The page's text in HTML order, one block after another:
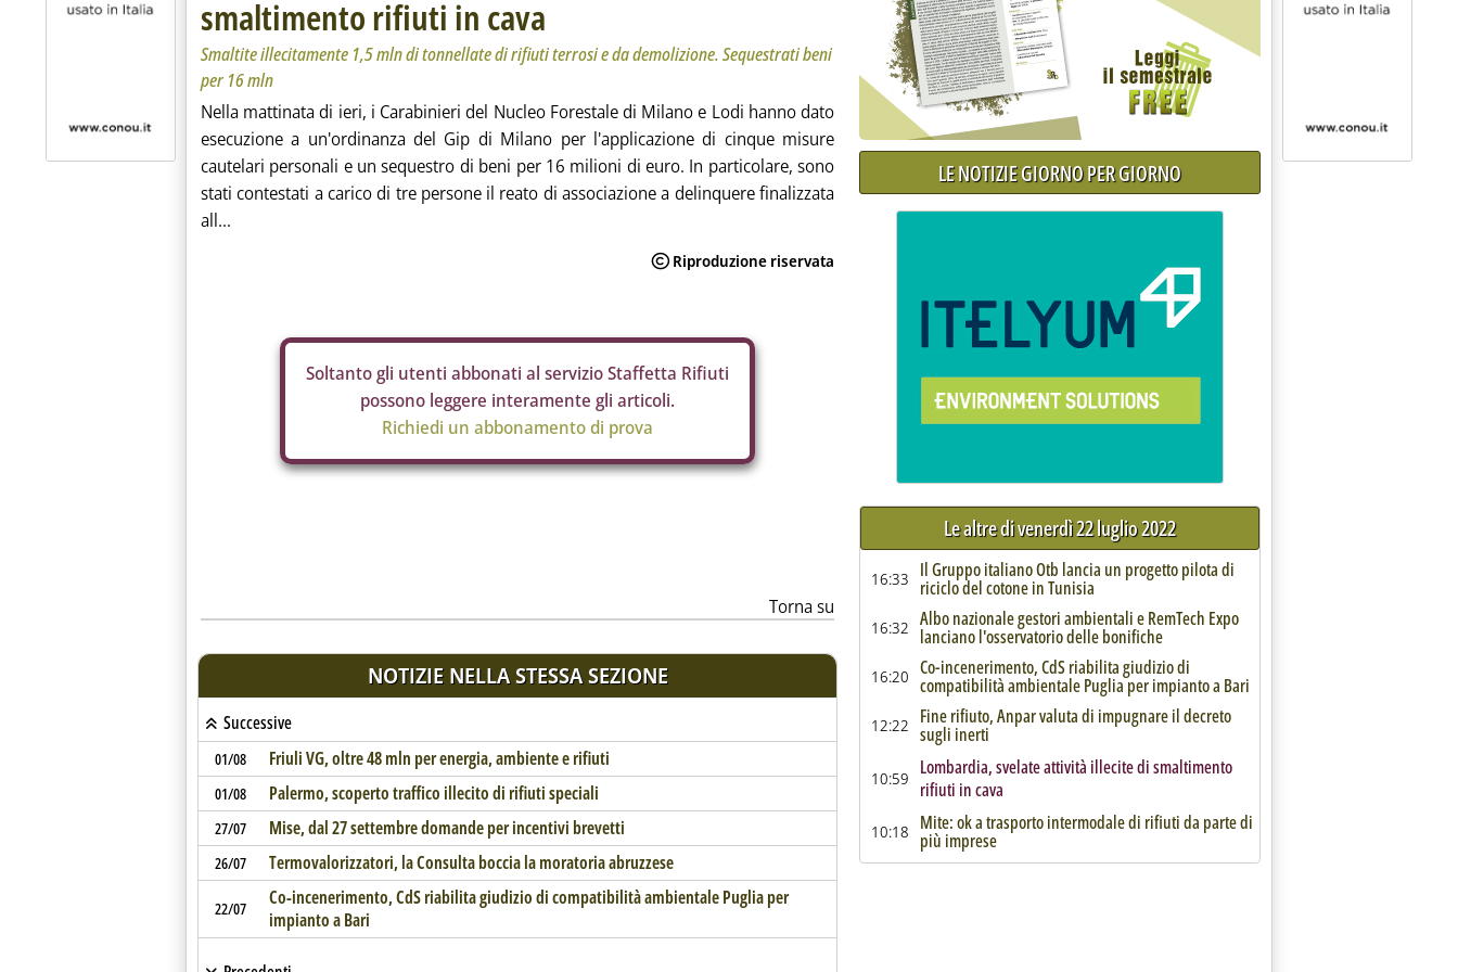
smaltimento rifiuti in cava
Smaltite illecitamente 1,5 mln di tonnellate di rifiuti terrosi e da demolizione. Sequestrati beni
per 16 mln
Nella mattinata di ieri, i Carabinieri del Nucleo Forestale di Milano e Lodi hanno dato
esecuzione a un'ordinanza del Gip di Milano per l'applicazione di cinque misure
cautelari personali e un sequestro di beni per 16 milioni di euro. In particolare, sono
stati contestati a carico di tre persone il reato di associazione a delinquere finalizzata
all...
Soltanto gli utenti abbonati al servizio Staffetta Rifiuti
possono leggere interamente gli articoli.
Richiedi un abbonamento di prova
Torna su
NOTIZIE NELLA STESSA SEZIONE
Successive
01/08 Friuli VG, oltre 48 mln per energia, ambiente e rifiuti
01/08 Palermo, scoperto traffico illecito di rifiuti speciali
27/07 Mise, dal 27 settembre domande per incentivi brevetti
26/07 Termovalorizzatori, la Consulta boccia la moratoria abruzzese
22/07
Co-incenerimento, CdS riabilita giudizio di compatibilità ambientale Puglia per
impianto a Bari
LE NOTIZIE GIORNO PER GIORNO
Le altre di venerdì 22 luglio 2022
16:33 Il Gruppo italiano Otb lancia un progetto pilota di
riciclo del cotone in Tunisia
16:32 Albo nazionale gestori ambientali e RemTech Expo
lanciano l'osservatorio delle bonifiche
16:20 Co-incenerimento, CdS riabilita giudizio di
compatibilità ambientale Puglia per impianto a Bari
12:22 Fine rifiuto, Anpar valuta di impugnare il decreto
sugli inerti
10:59
Lombardia, svelate attività illecite di smaltimento
rifiuti in cava
10:18 Mite: ok a trasporto intermodale di rifiuti da parte di
più imprese